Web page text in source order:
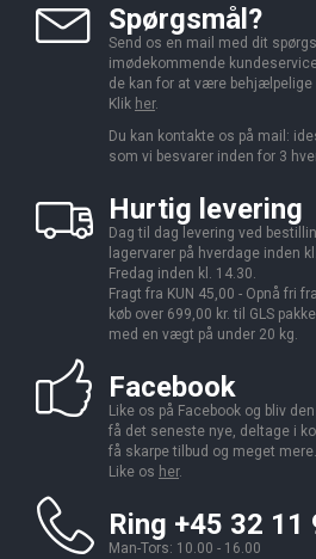
Spørgsmål?
Send os en mail med dit
imødekommende
de kan for at være behjælpelige
Klik her.
Du kan kontakte os på mail:
som vi besvarer inden for 3
Hurtig levering
Dag til dag levering ved
lagervarer på hverdage inden
Fredag inden kl. 14.30.
Fragt fra KUN 45,00 - Opnå fri
køb over 699,00 kr. til GLS
med en vægt på under 20 kg.
Facebook
Like os på Facebook og bliv
få det seneste nye, deltage i
få skarpe tilbud og meget mere.
Like os her.
Ring +45 32 11
Man-Tors: 10.00 - 16.00